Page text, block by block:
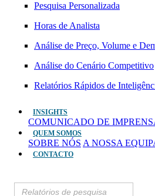
Pesquisa Personalizada
Horas de Analista
Análise de Preço, Volume e
Análise do Cenário Competitivo
Relatórios Rápidos de
INSIGHTS
COMUNICADO DE
QUEM SOMOS
SOBRE NÓS A NOSSA
CONTACTO